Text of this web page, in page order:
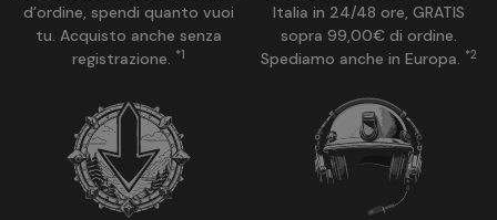
d’ordine, spendi quanto vuoi
tu. Acquisto anche senza
registrazione. *1
Italia in 24/48 ore, GRATIS
sopra 99,00€ di ordine.
Spediamo anche in Europa. *2